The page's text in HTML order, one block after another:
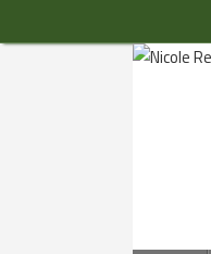
Inhalt